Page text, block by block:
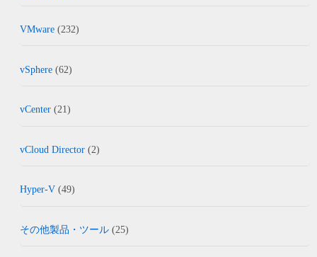
VMware (232)
vSphere (62)
vCenter (21)
vCloud Director (2)
Hyper-V (49)
その他製品・ツール (25)